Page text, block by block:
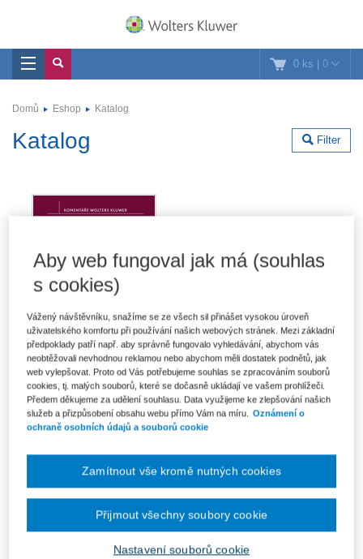
0 ks | 0
Domů Eshop Katalog
Filter
Katalog
Jednací řád Poslanecké
sněmovny (č. 90/1995 Sb.) -
Komentář
Od 2 550 Kč
Aby web fungoval jak má (souhlas
s cookies)
Vážený návštěvníku, snažíme se ze všech sil přinášet vysokou úroveň
uživatelského komfortu při používání našich webových stránek. Mezi základní
předpoklady patří např. aby správně fungovalo vyhledávání, abychom vás
neobtěžovali nevhodnou reklamou nebo abychom měli dostatek podnětů, jak
web vylepšovat. Proto od Vás potřebujeme souhlas se zpracováním souborů
cookies, tj. malých souborů, které se dočasně ukládají ve vašem prohlížeči.
Předem děkujeme za udělení souhlasu. Data využijeme ke zlepšování našich
služeb a přizpůsobení obsahu webu přímo Vám na míru. Oznámení o
ochraně osobních údajů a souborů cookie
Nastavení souborů cookie
Zamítnout vše kromě nutných cookies
Přijmout všechny soubory cookie